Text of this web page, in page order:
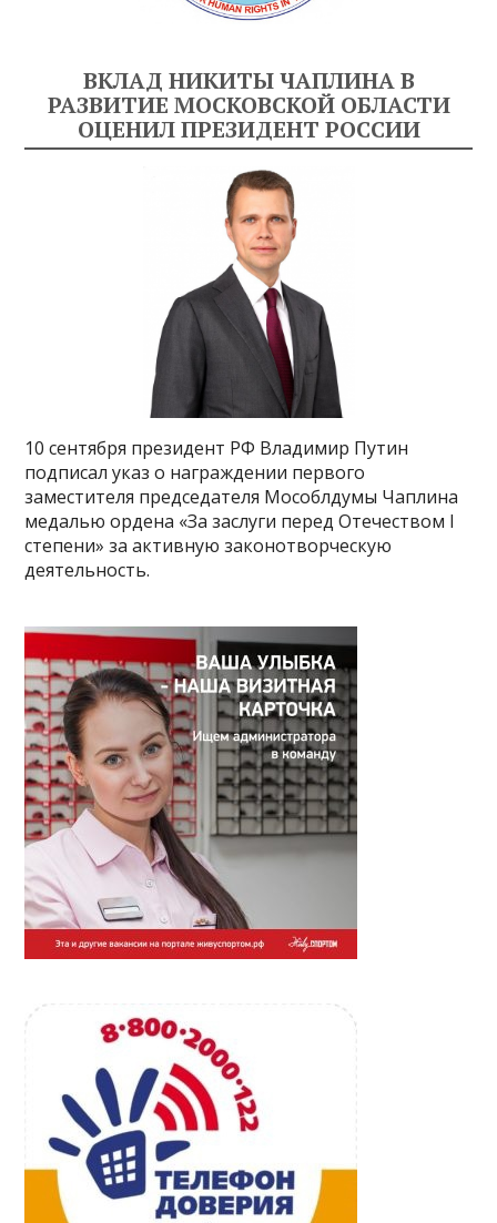
ВКЛАД НИКИТЫ ЧАПЛИНА В
РАЗВИТИЕ МОСКОВСКОЙ ОБЛАСТИ
ОЦЕНИЛ ПРЕЗИДЕНТ РОССИИ
10 сентября президент РФ Владимир Путин
подписал указ о награждении первого
заместителя председателя Мособлдумы Чаплина
медалью ордена «За заслуги перед Отечеством I
степени» за активную законотворческую
деятельность.